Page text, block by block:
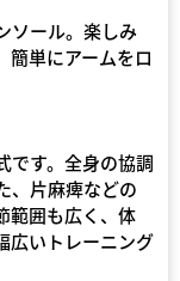
ソール。楽しみ
簡単にアームをロ
です。全身の協調
、片麻痺などの
範囲も広く、体
広いトレーニング